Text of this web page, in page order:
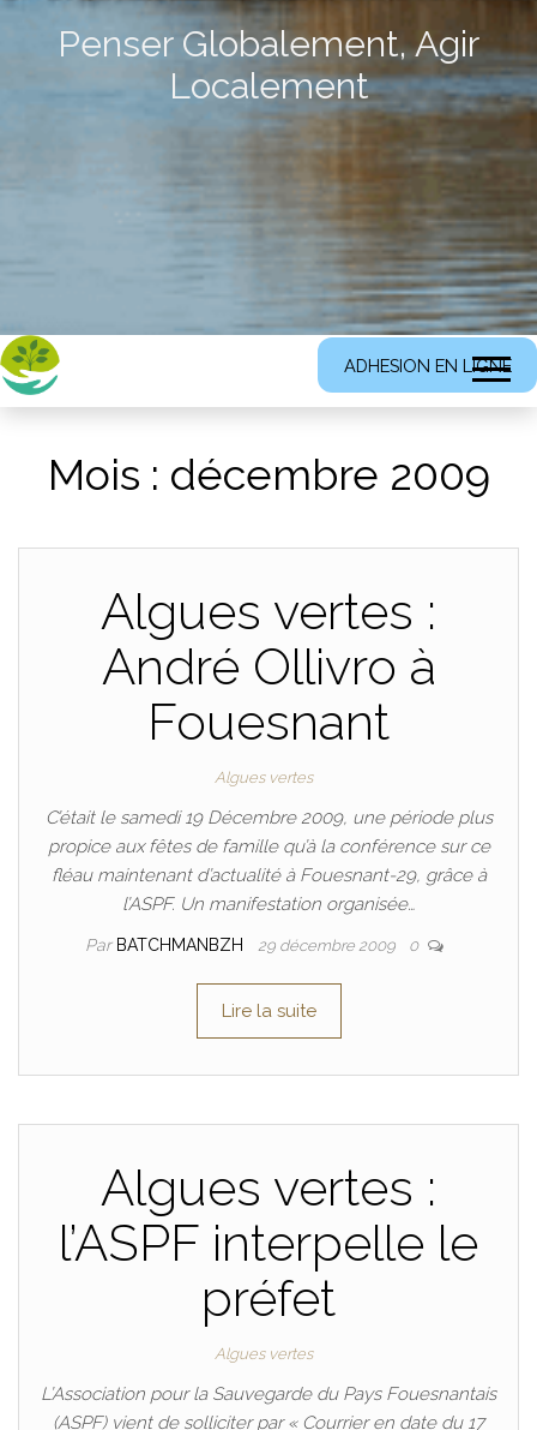
Penser Globalement, Agir
Localement
ADHESION EN LIGNE
Mois : décembre 2009
Algues vertes :
André Ollivro à
Fouesnant
Algues vertes
C’était le samedi 19 Décembre 2009, une période plus
propice aux fêtes de famille qu’à la conférence sur ce
fléau maintenant d’actualité à Fouesnant-29, grâce à
l’ASPF. Un manifestation organisée…
Par BATCHMANBZH 29 décembre 2009 0
Lire la suite
Algues vertes :
l’ASPF interpelle le
préfet
Algues vertes
L’Association pour la Sauvegarde du Pays Fouesnantais
(ASPF) vient de solliciter par « Courrier en date du 17